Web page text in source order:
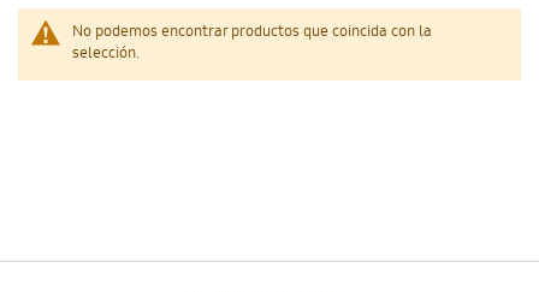
No podemos encontrar productos que coincida con la
selección.